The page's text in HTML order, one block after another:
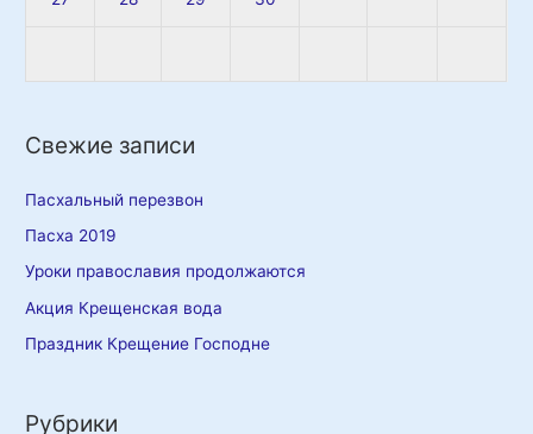
Свежие записи
Пасхальный перезвон
Пасха 2019
Уроки православия продолжаются
Акция Крещенская вода
Праздник Крещение Господне
Рубрики